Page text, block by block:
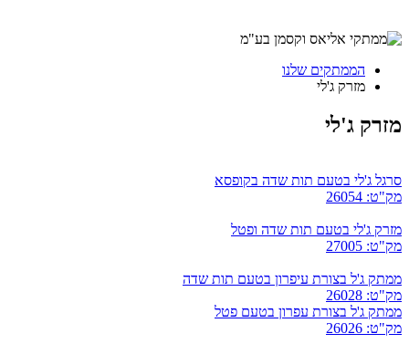
הממתקים שלנו
מזרק ג'לי
מזרק ג'לי
סרגל ג'לי בטעם תות שדה בקופסא
מק"ט: 26054
מזרק ג'לי בטעם תות שדה ופטל
מק"ט: 27005
ממתק ג'ל בצורת עיפרון בטעם תות שדה
מק"ט: 26028
ממתק ג'ל בצורת עפרון בטעם פטל
מק"ט: 26026